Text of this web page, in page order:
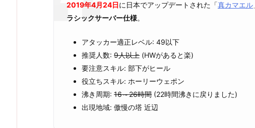
2019年4月24日に日本でアップデートされた「真カマエル
ラシックサーバー仕様。
アタッカー適正レベル: 49以下
推奨人数: 9人以上 (HWがあると楽)
要注意スキル: 部下がヒール
役立ちスキル: ホーリーウェポン
沸き周期: 16～26時間 (22時間沸きに戻りました)
出現地域: 傲慢の塔 近辺